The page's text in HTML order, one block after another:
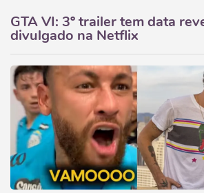
GTA VI: 3º trailer tem data
divulgado na Netflix